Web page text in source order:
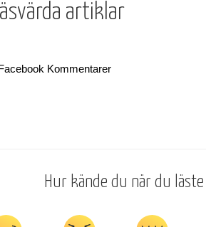
artiklar
Kommentarer
Hur kände du när du